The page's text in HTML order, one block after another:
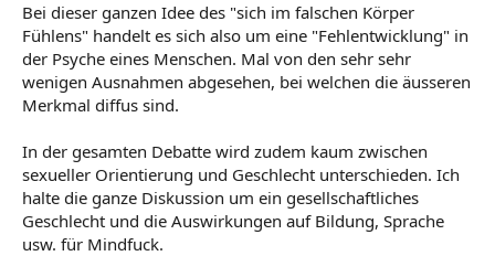
Bei dieser ganzen Idee des "sich im falschen Körper
Fühlens" handelt es sich also um eine "Fehlentwicklung" in
der Psyche eines Menschen. Mal von den sehr sehr
wenigen Ausnahmen abgesehen, bei welchen die äusseren
Merkmal diffus sind.
In der gesamten Debatte wird zudem kaum zwischen
sexueller Orientierung und Geschlecht unterschieden. Ich
halte die ganze Diskussion um ein gesellschaftliches
Geschlecht und die Auswirkungen auf Bildung, Sprache
usw. für Mindfuck.